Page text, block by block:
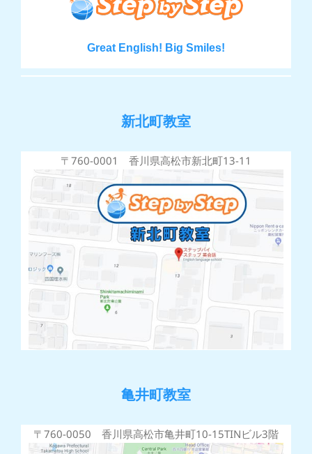
Great English! Big Smiles!
新北町教室
〒760-0001 香川県高松市新北町13-11
亀井町教室
〒760-0050 香川県高松市亀井町10-15TINビル3階